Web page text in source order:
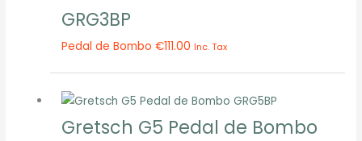
GRG3BP
Pedal de Bombo €111.00 Inc. Tax
Gretsch G5 Pedal de Bombo